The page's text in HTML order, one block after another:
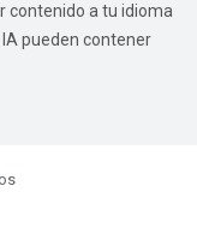
contenido a tu idioma
pueden contener